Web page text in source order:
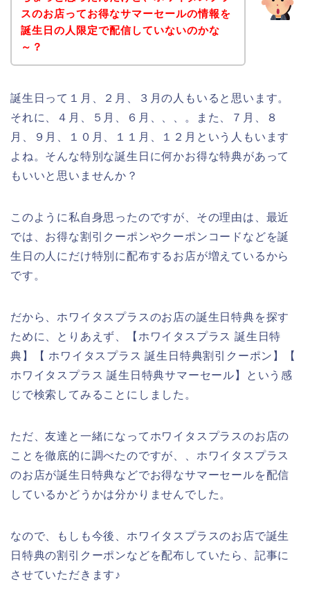
スのお店ってお得なサマーセールの情報を
誕生日の人限定で配信していないのかな
～？
誕生日って１月、２月、３月の人もいると思います。
それに、４月、５月、６月、、、。また、７月、８
月、９月、１０月、１１月、１２月という人もいます
よね。そんな特別な誕生日に何かお得な特典があって
もいいと思いませんか？
このように私自身思ったのですが、その理由は、最近
では、お得な割引クーポンやクーポンコードなどを誕
生日の人にだけ特別に配布するお店が増えているから
です。
だから、ホワイタスプラスのお店の誕生日特典を探す
ために、とりあえず、【ホワイタスプラス 誕生日特
典】【 ホワイタスプラス 誕生日特典割引クーポン】【
ホワイタスプラス 誕生日特典サマーセール】という感
じで検索してみることにしました。
ただ、友達と一緒になってホワイタスプラスのお店の
ことを徹底的に調べたのですが、、ホワイタスプラス
のお店が誕生日特典などでお得なサマーセールを配信
しているかどうかは分かりませんでした。
なので、もしも今後、ホワイタスプラスのお店で誕生
日特典の割引クーポンなどを配布していたら、記事に
させていただきます♪